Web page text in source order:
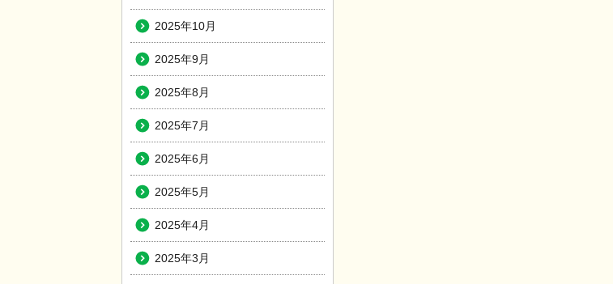
2025年10月
2025年9月
2025年8月
2025年7月
2025年6月
2025年5月
2025年4月
2025年3月